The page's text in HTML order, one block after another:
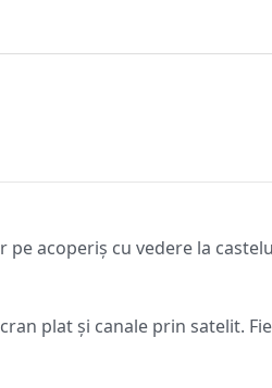
acoperiș cu vedere la
plat și canale prin satelit.